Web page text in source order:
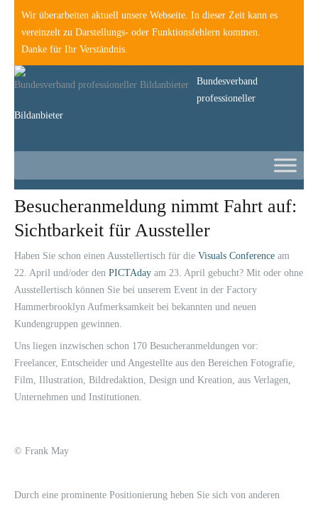
Wir überarbeiten aktuell unsere Webseite. In dieser Zeit kann es
vereinzelt zu Darstellungs- oder Funktionsfehlern kommen.
Danke für Ihr Verständnis.
Bundesverband professioneller Bildanbieter
Bundesverband
professioneller
Bildanbieter
Besucheranmeldung nimmt Fahrt auf:
Sichtbarkeit für Aussteller
Haben Sie schon einen Ausstellertisch für die Visuals Conference am
22. April und/oder den PICTAday am 23. April gebucht? Mit oder ohne
Ausstellertisch können Sie bei unserem Event in der Factory
Hammerbrooklyn Aufmerksamkeit bei bekannten und neuen
Kundengruppen gewinnen.
Uns liegen inzwischen schon 170 Besucheranmeldungen vor:
Freelancer, Entscheider und Angestellte aus den Bereichen Fotografie,
Film, Illustration, Bildredaktion, Design und Kreation, aus Verlagen,
Unternehmen und Institutionen.
© Frank May
Durch eine prominente Positionierung heben Sie sich von anderen